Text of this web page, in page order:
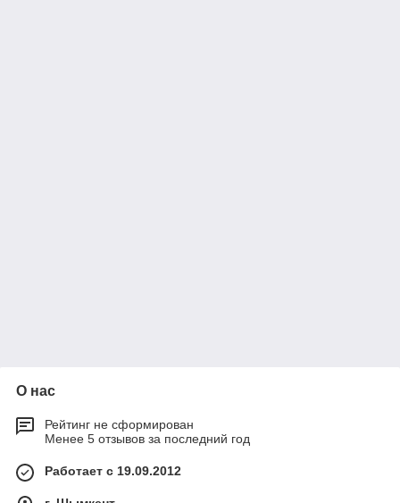
О нас
Рейтинг не сформирован
Менее 5 отзывов за последний год
Работает с 19.09.2012